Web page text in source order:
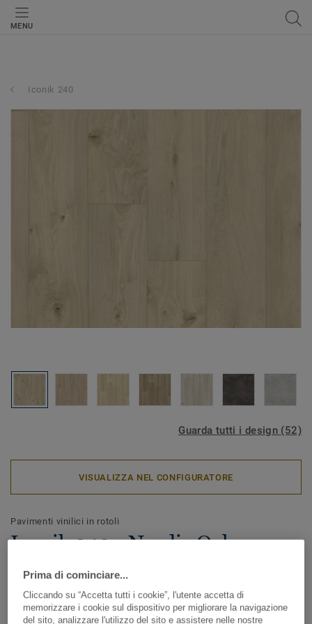
MENU
Iconik 240
Guarda tutti i design (52)
VISUALIZZA NEL CONFIGURATORE
Pavimenti vinilici in rotoli
Iconik 240 - Nordic Oak
WEATHERED
Design senza tempo per ricreare ambienti accoglienti e
confortevoli senza compromettere il design. ICONIK 240 è
Prima di cominciare...
Cliccando su “Accetta tutti i cookie”, l'utente accetta di
memorizzare i cookie sul dispositivo per migliorare la navigazione
del sito, analizzare l'utilizzo del sito e assistere nelle nostre